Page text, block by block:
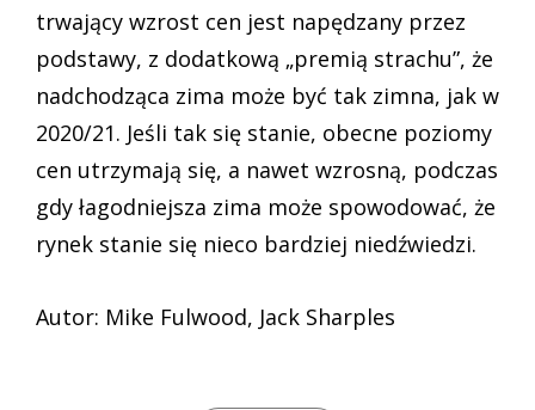
trwający wzrost cen jest napędzany przez
podstawy, z dodatkową „premią strachu”, że
nadchodząca zima może być tak zimna, jak w
2020/21. Jeśli tak się stanie, obecne poziomy
cen utrzymają się, a nawet wzrosną, podczas
gdy łagodniejsza zima może spowodować, że
rynek stanie się nieco bardziej niedźwiedzi.
Autor: Mike Fulwood, Jack Sharples